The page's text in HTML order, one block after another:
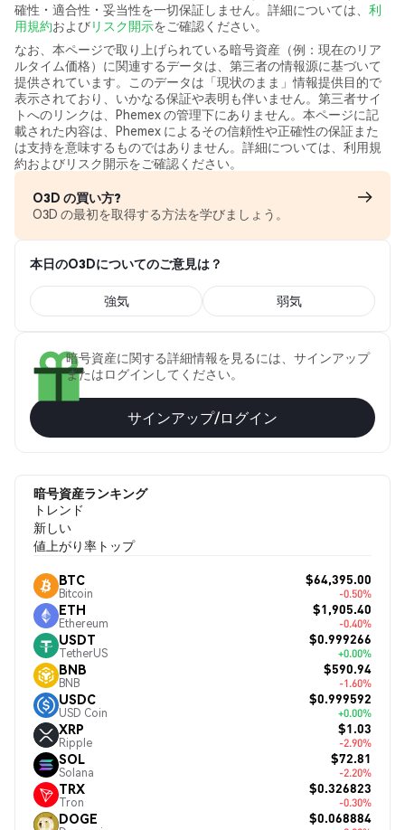
確性・適合性・妥当性を一切保証しません。詳細については、 利
用規約およびリスク開示をご確認ください。
なお、本ページで取り上げられている暗号資産（例：現在のリア
ルタイム価格）に関連するデータは、第三者の情報源に基づいて
提供されています。このデータは「現状のまま」情報提供目的で
表示されており、いかなる保証や表明も伴いません。第三者サイ
トへのリンクは、Phemex の管理下にありません。本ページに記
載された内容は、Phemex によるその信頼性や正確性の保証また
は支持を意味するものではありません。詳細については、利用規
約およびリスク開示をご確認ください。
O3D の買い方?
O3D の最初を取得する方法を学びましょう。
本日のO3Dについてのご意見は？
強気 弱気
暗号資産に関する詳細情報を見るには、サインアップ
またはログインしてください。
サインアップ/ログイン
暗号資産ランキング
トレンド
新しい
値上がり率トップ
BTC
Bitcoin
$64,395.00
-0.50%
ETH
Ethereum
$1,905.40
-0.40%
USDT
TetherUS
$0.999266
+0.00%
BNB
BNB
$590.94
-1.60%
USDC
USD Coin
$0.999592
+0.00%
XRP
Ripple
$1.03
-2.90%
SOL
Solana
$72.81
-2.20%
TRX
Tron
$0.326823
-0.30%
DOGE $0.068884